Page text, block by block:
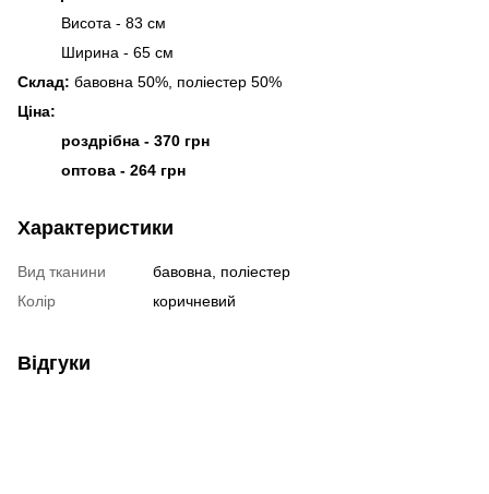
Висота - 83 см
Ширина - 65 см
Склад: бавовна 50%, поліестер 50%
Ціна:
роздрібна - 370 грн
оптова - 264 грн
Характеристики
Вид тканини
бавовна, поліестер
Колір
коричневий
Відгуки